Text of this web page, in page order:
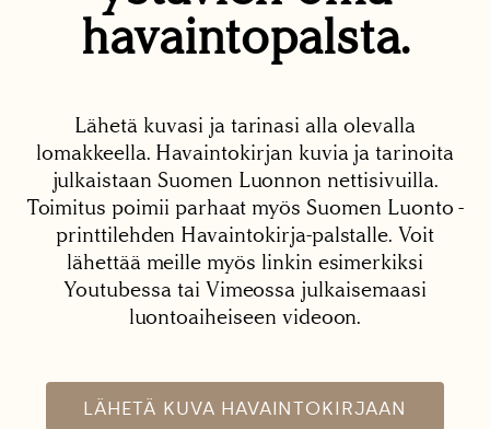
havaintopalsta.
Lähetä kuvasi ja tarinasi alla olevalla
lomakkeella. Havaintokirjan kuvia ja tarinoita
julkaistaan Suomen Luonnon nettisivuilla.
Toimitus poimii parhaat myös Suomen Luonto -
printtilehden Havaintokirja-palstalle. Voit
lähettää meille myös linkin esimerkiksi
Youtubessa tai Vimeossa julkaisemaasi
luontoaiheiseen videoon.
LÄHETÄ KUVA HAVAINTOKIRJAAN